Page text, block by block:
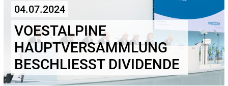
04.07.2024
VOESTALPINE
HAUPTVERSAMMLUNG
BESCHLIESST DIVIDENDE